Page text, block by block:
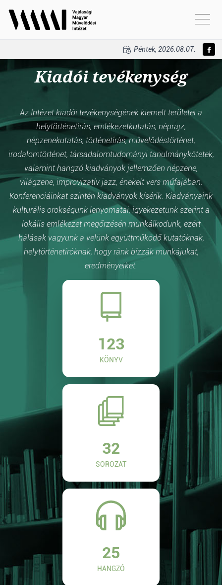
Péntek, 2026.08.07.
Kiadói tevékenység
Az Intézet kiadói tevékenységének kiemelt területei a
helytörténetírás, emlékezetkutatás, néprajz,
népzenekutatás, történetírás, művelődéstörténet,
irodalomtörténet, társadalomtudományi tanulmánykötetek,
valamint hangzó kiadványok jellemzően népzene,
világzene, improvizatív jazz, énekelt vers műfajában.
Konferenciáinkat szintén kiadványok kísérik. Kiadványaink
kulturális örökségünk lenyomatai, igyekezetünk szerint a
lokális emlékezet megőrzésén munkálkodunk, ezért
hálásak vagyunk a velünk együttműködő kutatóknak,
helytörténetíróknak, hogy ránk bízzák munkájukat,
eredményeiket.
123
KÖNYV
32
SOROZAT
25
HANGZÓ